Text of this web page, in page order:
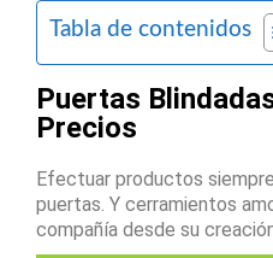
Tabla de contenidos
Puertas
Precios
Efectuar productos
puertas. Y cerramientos
compañía desde su